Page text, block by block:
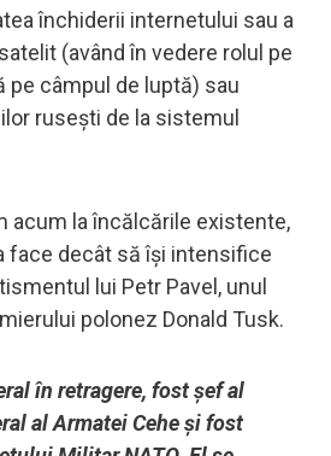
închiderii internetului sau a
(având în vedere rolul pe
pe câmpul de luptă) sau
rusești de la sistemul
acum la încălcările existente,
face decât să își intensifice
lui Petr Pavel, unul
polonez Donald Tusk.
în retragere, fost șef al
al Armatei Cehe și fost